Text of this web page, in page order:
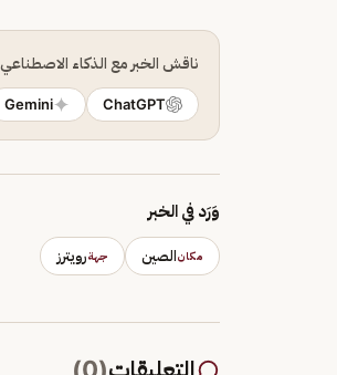
ناقش الخبر مع الذكاء الاصطناعي
ChatGPT
Gemini
وَرَد في الخبر
مكانالصين جهةرويترز